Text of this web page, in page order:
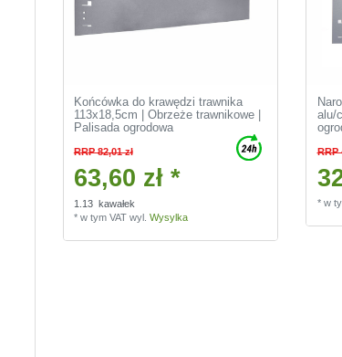
Końcówka do krawędzi trawnika
113x18,5cm | Obrzeże trawnikowe |
Palisada ogrodowa
RRP 82,01 zł
63,60 zł *
1.13 kawałek
* w tym VATwyl. Wysylka
alu/
RRP
* w